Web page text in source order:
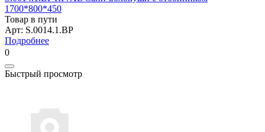
1700*800*450
Товар в пути
Арт: S.0014.1.BP
Подробнее
0
Быстрый просмотр